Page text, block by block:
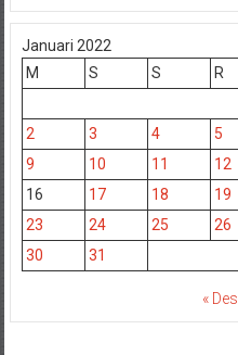
Januari 2022
M
S S R
2
3 4 5
9
10 11 12
16
17 18 19
23
24 25 26
30
31
« Des